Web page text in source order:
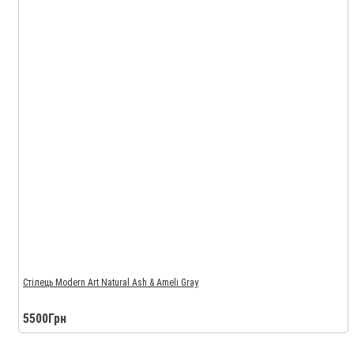
Стілець Modern Art Natural Ash & Ameli Gray
5500Грн